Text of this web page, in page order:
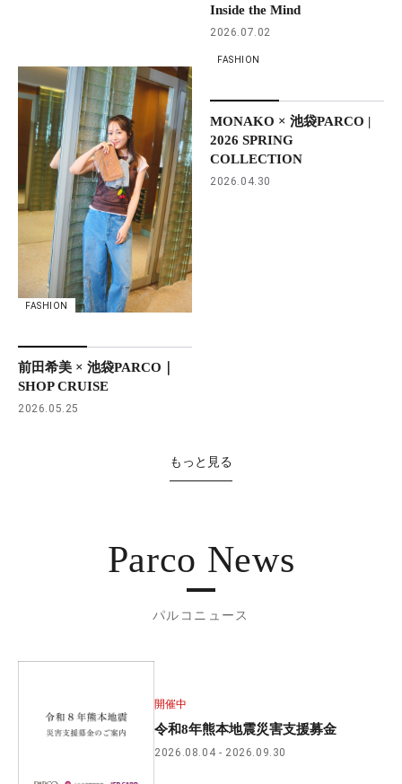
Inside the Mind
2026.07.02
FASHION
前田希美 × 池袋PARCO｜
SHOP CRUISE
2026.05.25
FASHION
MONAKO × 池袋PARCO |
2026 SPRING
COLLECTION
2026.04.30
もっと見る
Parco News
パルコニュース
開催中
令和8年熊本地震災害支援募金
2026.08.04 2026.09.30